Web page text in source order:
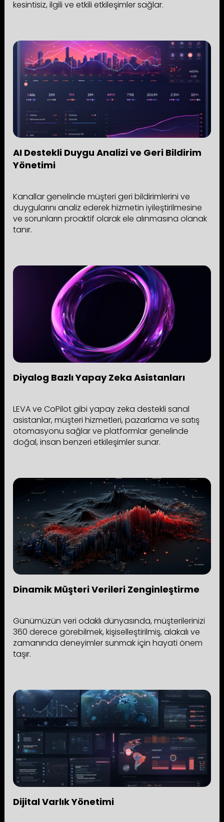
kesintisiz, ilgili ve etkili etkileşimler sağlar.
AI Destekli Duygu Analizi ve Geri Bildirim
Yönetimi
Kanallar genelinde müşteri geri bildirimlerini ve
duygularını analiz ederek hizmetin iyileştirilmesine
ve sorunların proaktif olarak ele alınmasına olanak
tanır.
Diyalog Bazlı Yapay Zeka Asistanları
LEVA ve CoPilot gibi yapay zeka destekli sanal
asistanlar, müşteri hizmetleri, pazarlama ve satış
otomasyonu sağlar ve platformlar genelinde
doğal, insan benzeri etkileşimler sunar.
Dinamik Müşteri Verileri Zenginleştirme
Günümüzün veri odaklı dünyasında, müşterilerinizi
360 derece görebilmek, kişiselleştirilmiş, alakalı ve
zamanında deneyimler sunmak için hayati önem
taşır.
Dijital Varlık Yönetimi